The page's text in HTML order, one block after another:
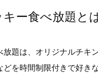
ー食べ放題と
放題は、オリジナルチキ
どを時間制限付きで好き